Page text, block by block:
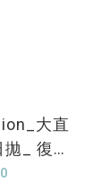
大直
_ 復古
裝